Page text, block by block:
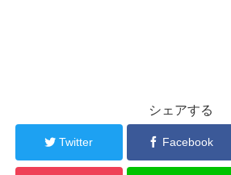
シェアする
Twitter Facebook